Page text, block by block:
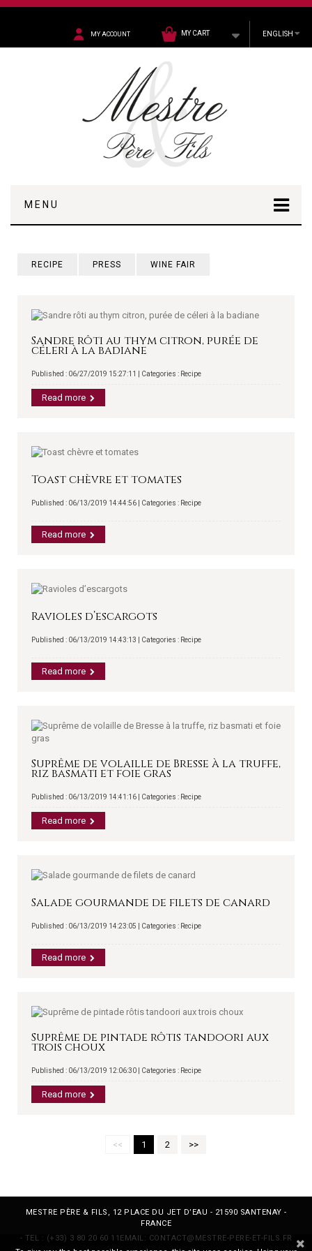
ENGLISH
MY CART
MY ACCOUNT
MENU
RECIPE PRESS WINE FAIR
Sandre rôti au thym citron, purée de
céleri à la badiane
Published : 06/27/2019 15:27:11 | Categories : Recipe
Read more
Toast chèvre et tomates
Published : 06/13/2019 14:44:56 | Categories : Recipe
Read more
Ravioles d’escargots
Published : 06/13/2019 14:43:13 | Categories : Recipe
Read more
Suprême de volaille de Bresse à la truffe,
riz basmati et foie gras
Published : 06/13/2019 14:41:16 | Categories : Recipe
Read more
Salade gourmande de filets de canard
Published : 06/13/2019 14:23:05 | Categories : Recipe
Read more
Suprême de pintade rôtis tandoori aux
trois choux
Published : 06/13/2019 12:06:30 | Categories : Recipe
Read more
<< 1 2 >>
MESTRE PÈRE & FILS, 12 PLACE DU JET D’EAU - 21590 SANTENAY -
FRANCE
- TEL : (+33) 3 80 20 60 11 EMAIL: CONTACT@MESTRE-PERE-ET-FILS.FR